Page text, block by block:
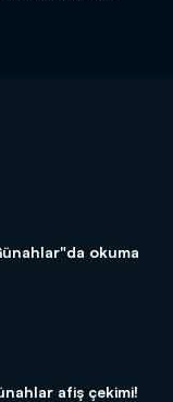
okuma
afiş çekimi!